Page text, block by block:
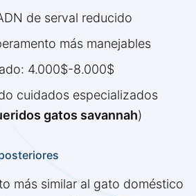
de serval reducido
más manejables
4.000$-8.000$
cuidados especializados
gatos savannah)
más similar al gato doméstico